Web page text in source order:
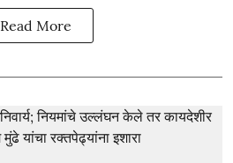
Read More